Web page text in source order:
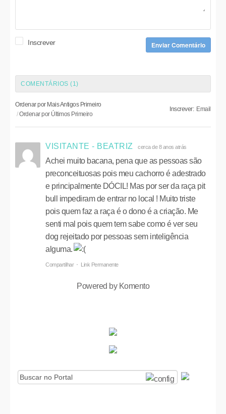
Inscrever Enviar Comentário
COMENTÁRIOS (1 )
Ordenar por Mais Antigos Primeiro
Ordenar por Últimos Primeiro
Inscrever: Email
VISITANTE - BEATRIZ cerca de 8 anos atrás
Achei muito bacana, pena que as pessoas são
preconceituosas pois meu cachorro é adestrado
e principalmente DÓCIL! Mas por ser da raça pit
bull impediram de entrar no local ! Muito triste
pois quem faz a raça é o dono é a criação. Me
senti mal pois quem tem sabe como é ver seu
dog rejeitado por pessoas sem inteligência
alguma.
Compartilhar Link Permanente
Powered by Komento